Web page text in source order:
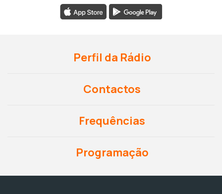
Perfil da Rádio
Contactos
Frequências
Programação